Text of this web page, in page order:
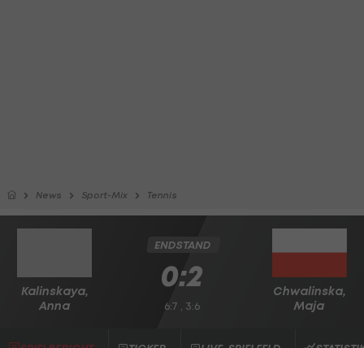
News Sport-Mix Tennis
Kalinskaya,
Anna
Chwalinska,
Maja
ENDSTAND
0:2
6:7 , 3:6